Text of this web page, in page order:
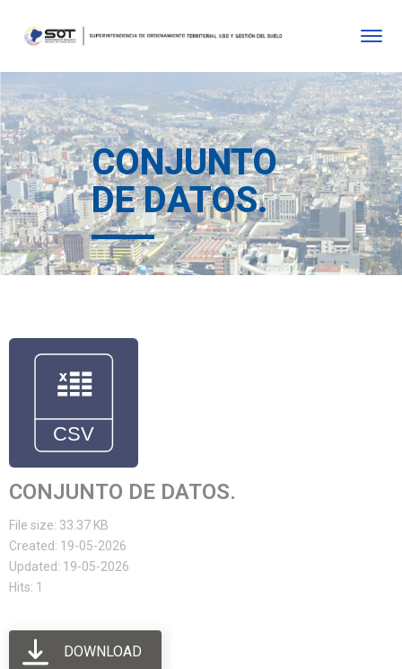
CONJUNTO
DE DATOS.
CONJUNTO DE DATOS.
File size: 33.37 KB
Created: 19-05-2026
Updated: 19-05-2026
Hits: 1
DOWNLOAD